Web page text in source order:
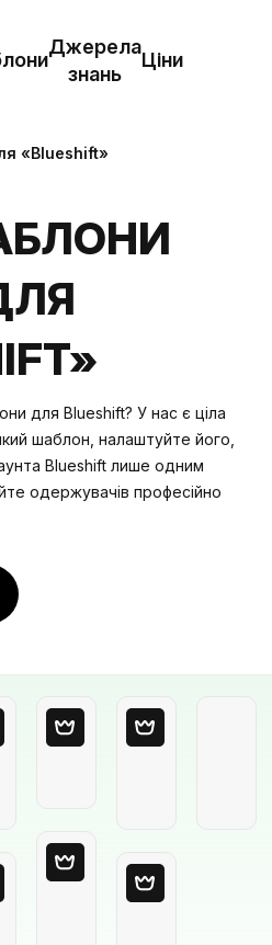
Джерела
знань
Ціни
«Blueshift»
для Blueshift? У нас є ціла
шаблон, налаштуйте його,
Blueshift лише одним
одержувачів професійно